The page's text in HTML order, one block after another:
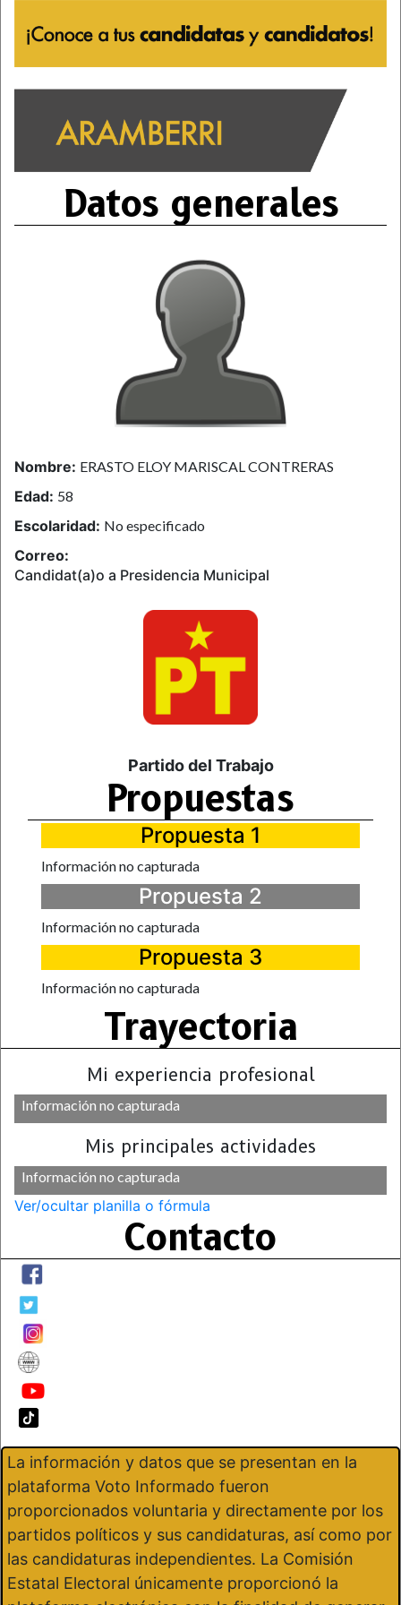
Datos generales
Nombre: ERASTO ELOY MARISCAL CONTRERAS
Edad: 58
Escolaridad: No especificado
Correo:
Candidat(a)o a Presidencia Municipal
Partido del Trabajo
Propuestas
Propuesta 1
Información no capturada
Propuesta 2
Información no capturada
Propuesta 3
Información no capturada
Trayectoria
Mi experiencia profesional
Información no capturada
Mis principales actividades
Información no capturada
Ver/ocultar planilla o fórmula
Contacto
La información y datos que se presentan en la
plataforma Voto Informado fueron
proporcionados voluntaria y directamente por los
partidos políticos y sus candidaturas, así como por
las candidaturas independientes. La Comisión
Estatal Electoral únicamente proporcionó la